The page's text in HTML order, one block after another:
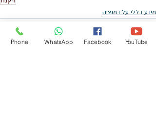
מידע כללי על דמנציה
Phone WhatsApp Facebook YouTube